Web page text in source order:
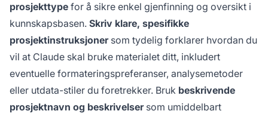
prosjekttype for å sikre enkel gjenfinning og oversikt i
kunnskapsbasen. Skriv klare, spesifikke
prosjektinstruksjonersom tydelig forklarer hvordan du
vil at Claude skal bruke materialet ditt, inkludert
eventuelle formateringspreferanser, analysemetoder
eller utdata-stiler du foretrekker. Bruk beskrivende
prosjektnavn og beskrivelsersom umiddelbart